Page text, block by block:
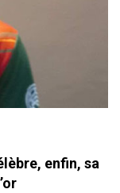
enfin, sa